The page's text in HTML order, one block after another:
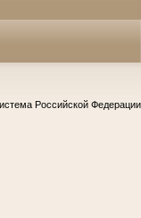
Российской